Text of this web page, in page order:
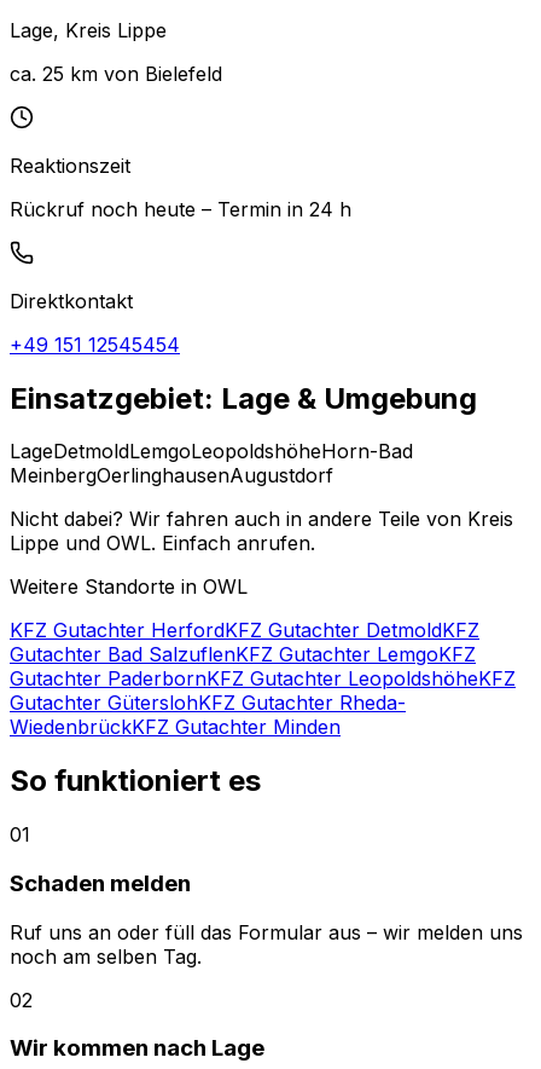
Lage, Kreis Lippe
ca. 25 km von Bielefeld
Reaktionszeit
Rückruf noch heute – Termin in 24 h
Direktkontakt
+49 151 12545454
Einsatzgebiet: Lage & Umgebung
LageDetmoldLemgoLeopoldshöheHorn-Bad
MeinbergOerlinghausenAugustdorf
Nicht dabei? Wir fahren auch in andere Teile von Kreis
Lippe und OWL. Einfach anrufen.
Weitere Standorte in OWL
KFZ Gutachter HerfordKFZ Gutachter DetmoldKFZ
Gutachter Bad SalzuflenKFZ Gutachter LemgoKFZ
Gutachter PaderbornKFZ Gutachter LeopoldshöheKFZ
Gutachter GüterslohKFZ Gutachter Rheda-
WiedenbrückKFZ Gutachter Minden
So funktioniert es
01
Schaden melden
Ruf uns an oder füll das Formular aus – wir melden uns
noch am selben Tag.
02
Wir kommen nach Lage